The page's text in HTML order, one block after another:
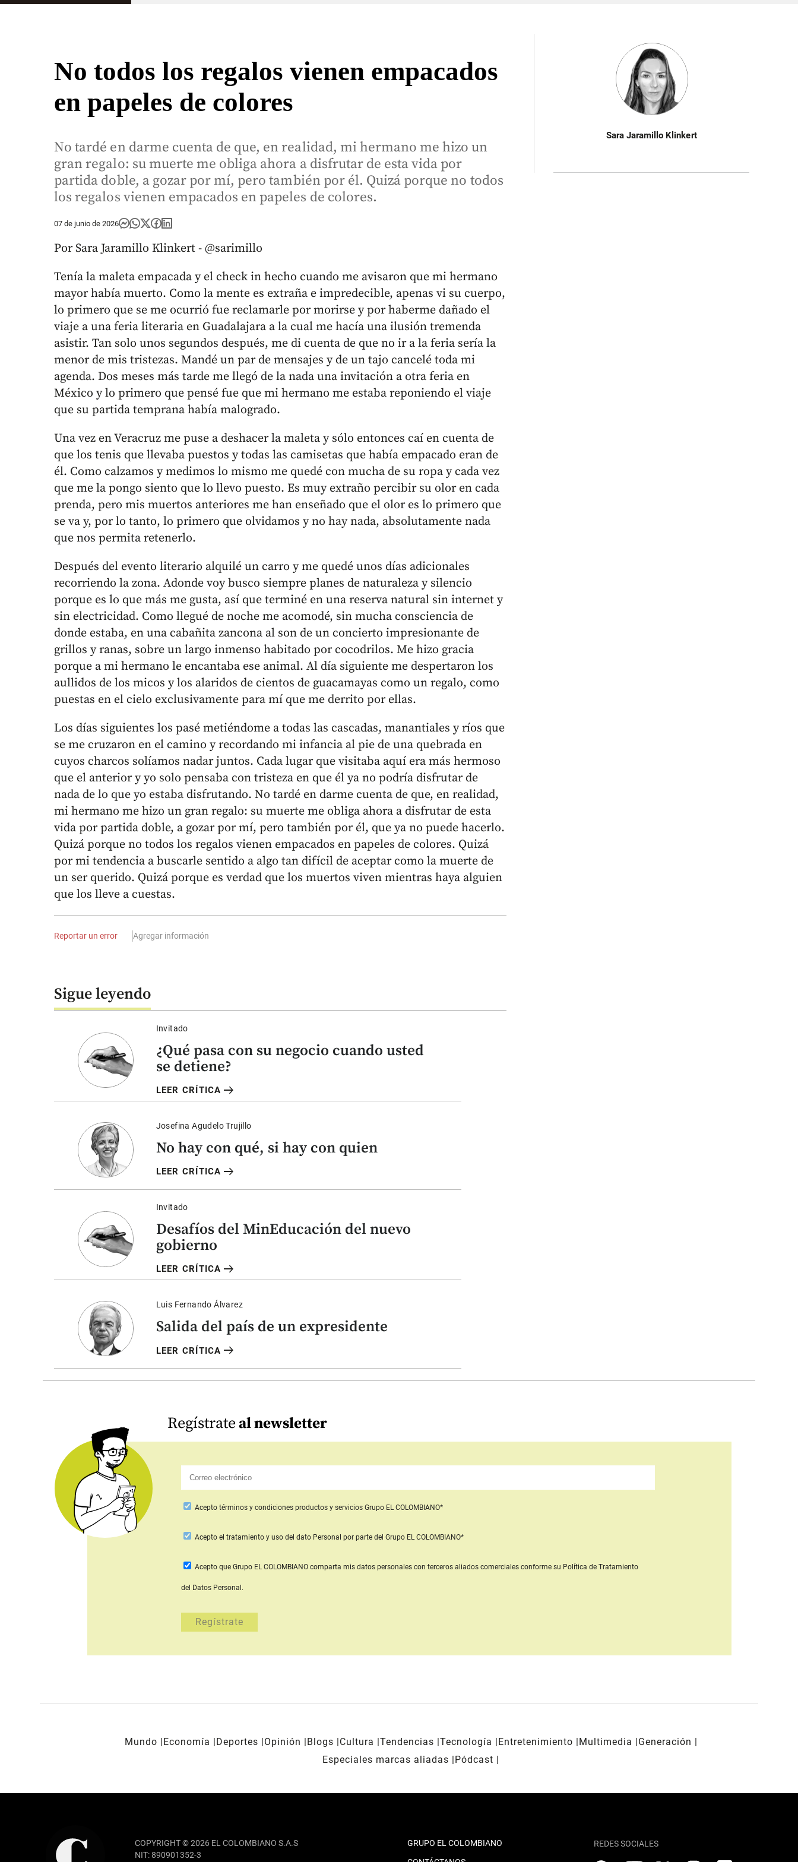
No todos los regalos vienen empacados
en papeles de colores
No tardé en darme cuenta de que, en realidad, mi hermano me hizo un
gran regalo: su muerte me obliga ahora a disfrutar de esta vida por
partida doble, a gozar por mí, pero también por él. Quizá porque no todos
los regalos vienen empacados en papeles de colores.
07 de junio de 2026
Por Sara Jaramillo Klinkert - @sarimillo
Tenía la maleta empacada y el check in hecho cuando me avisaron que mi hermano
mayor había muerto. Como la mente es extraña e impredecible, apenas vi su cuerpo,
lo primero que se me ocurrió fue reclamarle por morirse y por haberme dañado el
viaje a una feria literaria en Guadalajara a la cual me hacía una ilusión tremenda
asistir. Tan solo unos segundos después, me di cuenta de que no ir a la feria sería la
menor de mis tristezas. Mandé un par de mensajes y de un tajo cancelé toda mi
agenda. Dos meses más tarde me llegó de la nada una invitación a otra feria en
México y lo primero que pensé fue que mi hermano me estaba reponiendo el viaje
que su partida temprana había malogrado.
Una vez en Veracruz me puse a deshacer la maleta y sólo entonces caí en cuenta de
que los tenis que llevaba puestos y todas las camisetas que había empacado eran de
él. Como calzamos y medimos lo mismo me quedé con mucha de su ropa y cada vez
que me la pongo siento que lo llevo puesto. Es muy extraño percibir su olor en cada
prenda, pero mis muertos anteriores me han enseñado que el olor es lo primero que
se va y, por lo tanto, lo primero que olvidamos y no hay nada, absolutamente nada
que nos permita retenerlo.
Después del evento literario alquilé un carro y me quedé unos días adicionales
recorriendo la zona. Adonde voy busco siempre planes de naturaleza y silencio
porque es lo que más me gusta, así que terminé en una reserva natural sin internet y
sin electricidad. Como llegué de noche me acomodé, sin mucha consciencia de
donde estaba, en una cabañita zancona al son de un concierto impresionante de
grillos y ranas, sobre un largo inmenso habitado por cocodrilos. Me hizo gracia
porque a mi hermano le encantaba ese animal. Al día siguiente me despertaron los
aullidos de los micos y los alaridos de cientos de guacamayas como un regalo, como
puestas en el cielo exclusivamente para mí que me derrito por ellas.
Los días siguientes los pasé metiéndome a todas las cascadas, manantiales y ríos que
se me cruzaron en el camino y recordando mi infancia al pie de una quebrada en
cuyos charcos solíamos nadar juntos. Cada lugar que visitaba aquí era más hermoso
que el anterior y yo solo pensaba con tristeza en que él ya no podría disfrutar de
nada de lo que yo estaba disfrutando. No tardé en darme cuenta de que, en realidad,
mi hermano me hizo un gran regalo: su muerte me obliga ahora a disfrutar de esta
vida por partida doble, a gozar por mí, pero también por él, que ya no puede hacerlo.
Quizá porque no todos los regalos vienen empacados en papeles de colores. Quizá
por mi tendencia a buscarle sentido a algo tan difícil de aceptar como la muerte de
un ser querido. Quizá porque es verdad que los muertos viven mientras haya alguien
que los lleve a cuestas.
Reportar un error Agregar información
Sigue leyendo
Invitado
¿Qué pasa con su negocio cuando usted
se detiene?
LEER CRÍTICA arrow_right_alt
Josefina Agudelo Trujillo
No hay con qué, si hay con quien
LEER CRÍTICA arrow_right_alt
Invitado
Desafíos del MinEducación del nuevo
gobierno
LEER CRÍTICA arrow_right_alt
Luis Fernando Álvarez
Salida del país de un expresidente
LEER CRÍTICA arrow_right_alt
Sara Jaramillo Klinkert
Regístrateal newsletter
Acepto términos y condiciones productos y servicios Grupo EL COLOMBIANO*
Aceptoel tratamiento y uso del dato Personal por parte del Grupo EL COLOMBIANO*
Acepto que Grupo EL COLOMBIANO comparta mis datos personales con terceros aliados comercialesconforme su Política de Tratamiento
del Datos Personal.
Mundo Economía Deportes Opinión Blogs Cultura Tendencias Tecnología Entretenimiento Multimedia
Generación
Especiales marcas aliadas
Pódcast
COPYRIGHT © 2026 EL COLOMBIANO S.A.S
NIT: 890901352-3
GRUPO EL COLOMBIANO
REDES SOCIALES